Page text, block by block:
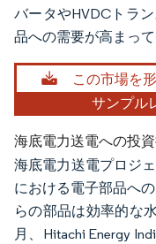
バータやHVDCトラ
品への需要が高まって
この市場を
サンプル
海底電力送電への投
海底電力送電プロジ
における電子部品へ
らの部品は効率的な
月、Hitachi Energy